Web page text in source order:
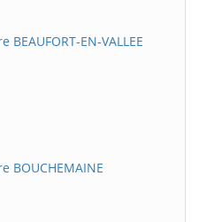
EN-VALLEE
BOUCHEMAINE